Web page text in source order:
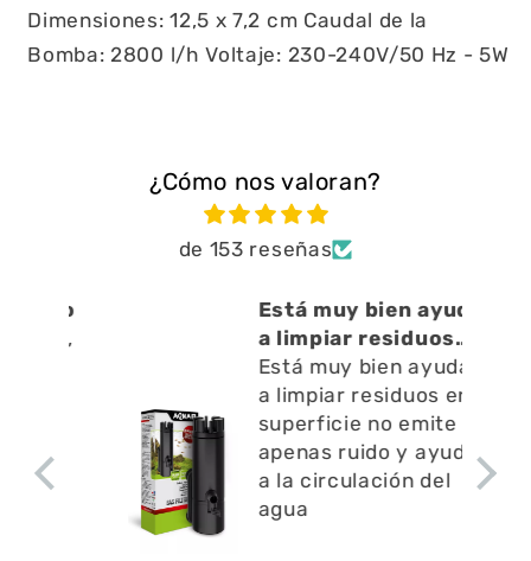
Dimensiones: 12,5 x 7,2 cm Caudal de la
Bomba: 2800 l/h Voltaje: 230-240V/50 Hz - 5W
¿Cómo nos valoran?
de 153 reseñas
Está muy bien ayuda
a limpiar residuos
Está muy bien ayuda
a limpiar residuos en l
superficie no emite
apenas ruido y ayuda
a la circulación del
agua